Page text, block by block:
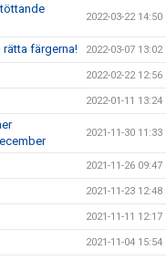
2022-03-22 14:50
färgerna! 2022-03-07 13:02
2022-02-22 12:56
2022-01-11 13:24
2021-11-30 11:33
2021-11-26 09:47
2021-11-23 12:48
2021-11-11 12:17
2021-11-04 15:54